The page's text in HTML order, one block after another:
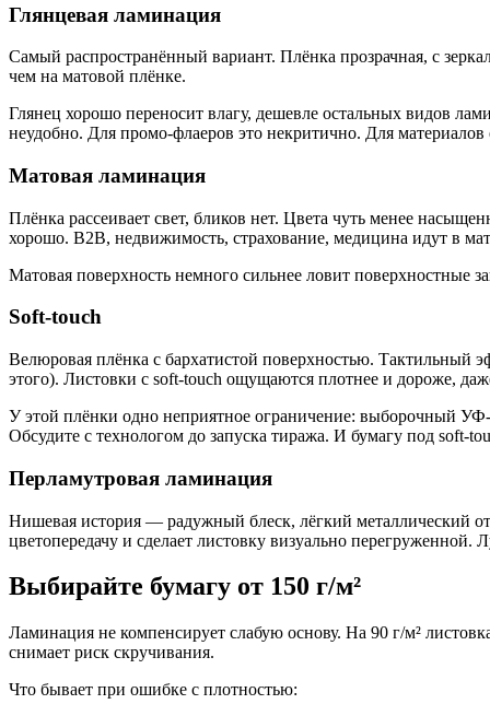
Глянцевая ламинация
Самый распространённый вариант. Плёнка прозрачная, с
чем на матовой плёнке.
Глянец хорошо переносит влагу, дешевле остальных видов
неудобно. Для промо-флаеров это некритично. Для
Матовая ламинация
Плёнка рассеивает свет, бликов нет. Цвета чуть менее
хорошо. B2B, недвижимость, страхование, медицина идут в
Матовая поверхность немного сильнее ловит поверхностные
Soft-touch
Велюровая плёнка с бархатистой поверхностью. Тактильный
этого). Листовки с soft-touch ощущаются плотнее и дороже,
У этой плёнки одно неприятное ограничение: выборочный
Обсудите с технологом до запуска тиража. И бумагу под soft-
Перламутровая ламинация
Нишевая история — радужный блеск, лёгкий металлический
цветопередачу и сделает листовку визуально
Выбирайте бумагу от 150 г/м²
Ламинация не компенсирует слабую основу. На 90 г/м²
снимает риск скручивания.
Что бывает при ошибке с плотностью: